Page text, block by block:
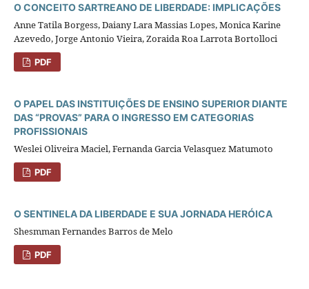
O CONCEITO SARTREANO DE LIBERDADE: IMPLICAÇÕES
Anne Tatila Borgess, Daiany Lara Massias Lopes, Monica Karine
Azevedo, Jorge Antonio Vieira, Zoraida Roa Larrota Bortolloci
PDF
O PAPEL DAS INSTITUIÇÕES DE ENSINO SUPERIOR DIANTE
DAS “PROVAS” PARA O INGRESSO EM CATEGORIAS
PROFISSIONAIS
Weslei Oliveira Maciel, Fernanda Garcia Velasquez Matumoto
PDF
O SENTINELA DA LIBERDADE E SUA JORNADA HERÓICA
Shesmman Fernandes Barros de Melo
PDF